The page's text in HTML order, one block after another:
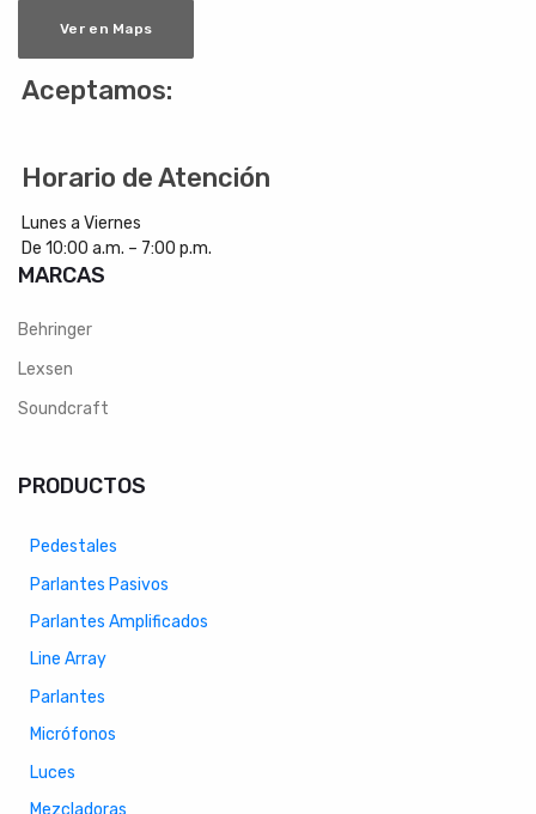
Ver en Maps
Aceptamos:
Horario de Atención
Lunes a Viernes
De 10:00 a.m. – 7:00 p.m.
MARCAS
Behringer
Lexsen
Soundcraft
PRODUCTOS
Pedestales
Parlantes Pasivos
Parlantes Amplificados
Line Array
Parlantes
Micrófonos
Luces
Mezcladoras